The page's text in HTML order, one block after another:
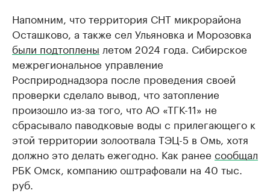
Напомним, что территория СНТ микрорайона
Осташково, а также сел Ульяновка и Морозовка
были подтоплены летом 2024 года. Сибирское
межрегиональное управление
Росприроднадзора после проведения своей
проверки сделало вывод, что затопление
произошло из-за того, что АО «ТГК-11» не
сбрасывало паводковые воды с прилегающего к
этой территории золоотвала ТЭЦ-5 в Омь, хотя
должно это делать ежегодно. Как ранее сообщал
РБК Омск, компанию оштрафовали на 40 тыс.
руб.